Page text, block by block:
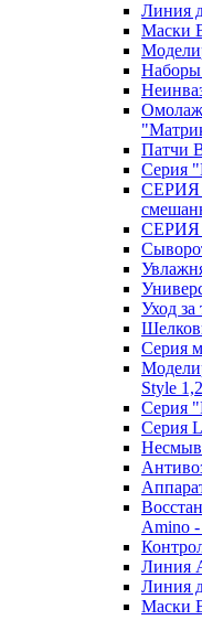
Линия
Маски
Наборы
Патчи
Серия
СЕРИЯ
СЕРИЯ
Уход за
Серия
Style
Серия
Cерия
Amino
Линия
Линия
Маски